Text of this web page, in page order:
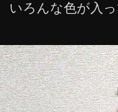
いろんな色が入っ